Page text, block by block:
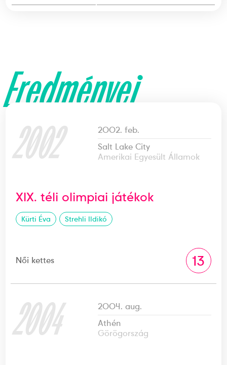
Eredményei
2002
2002. feb.
Salt Lake City
Amerikai Egyesült Államok
XIX. téli olimpiai játékok
Kürti Éva Strehli Ildikó
Női kettes 13
2004
2004. aug.
Athén
Görögország